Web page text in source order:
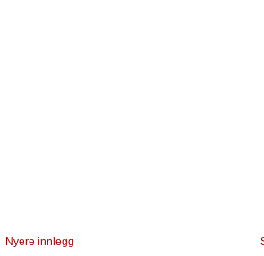
Nyere innlegg